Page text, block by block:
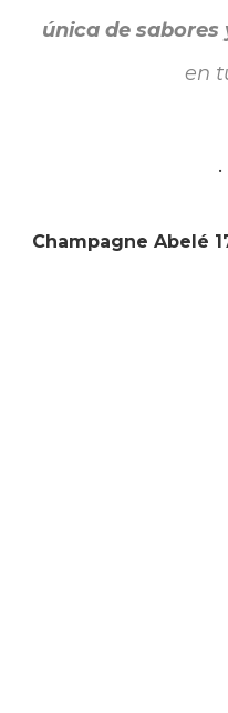
única de sabores
en
Champagne Abelé